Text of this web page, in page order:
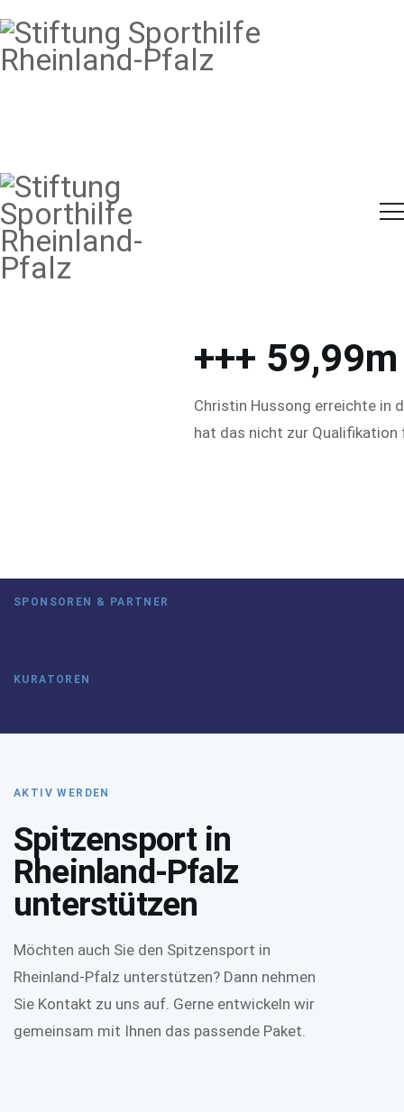
ÜBER UNS
ATHLETEN
UNTERSTÜTZUNG
NEWS
+++
Christin Hussong erreichte in
hat das nicht zur
SPONSOREN & PARTNER
KURATOREN
AKTIV WERDEN
Spitzensport in
Rheinland-Pfalz
unterstützen
Möchten auch Sie den Spitzensport in
Rheinland-Pfalz unterstützen? Dann nehmen
Sie Kontakt zu uns auf. Gerne entwickeln wir
gemeinsam mit Ihnen das passende Paket.